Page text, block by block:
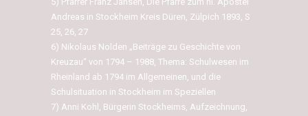
Andreas in Stockheim Kreis Düren, Zülpich 1893, S
25, 26, 27
6) Nikolaus Nolden „Beiträge zu Geschichte von
Kreuzau“ von 1794 – 1988, Thema: Schulwesen im
Rheinland ab 1794 im Allgemeinen, und die
Schulsituation in Stockheim im Speziellen
7) Anni Kohl, Bürgerin Stockheims, Aufzeichnung,